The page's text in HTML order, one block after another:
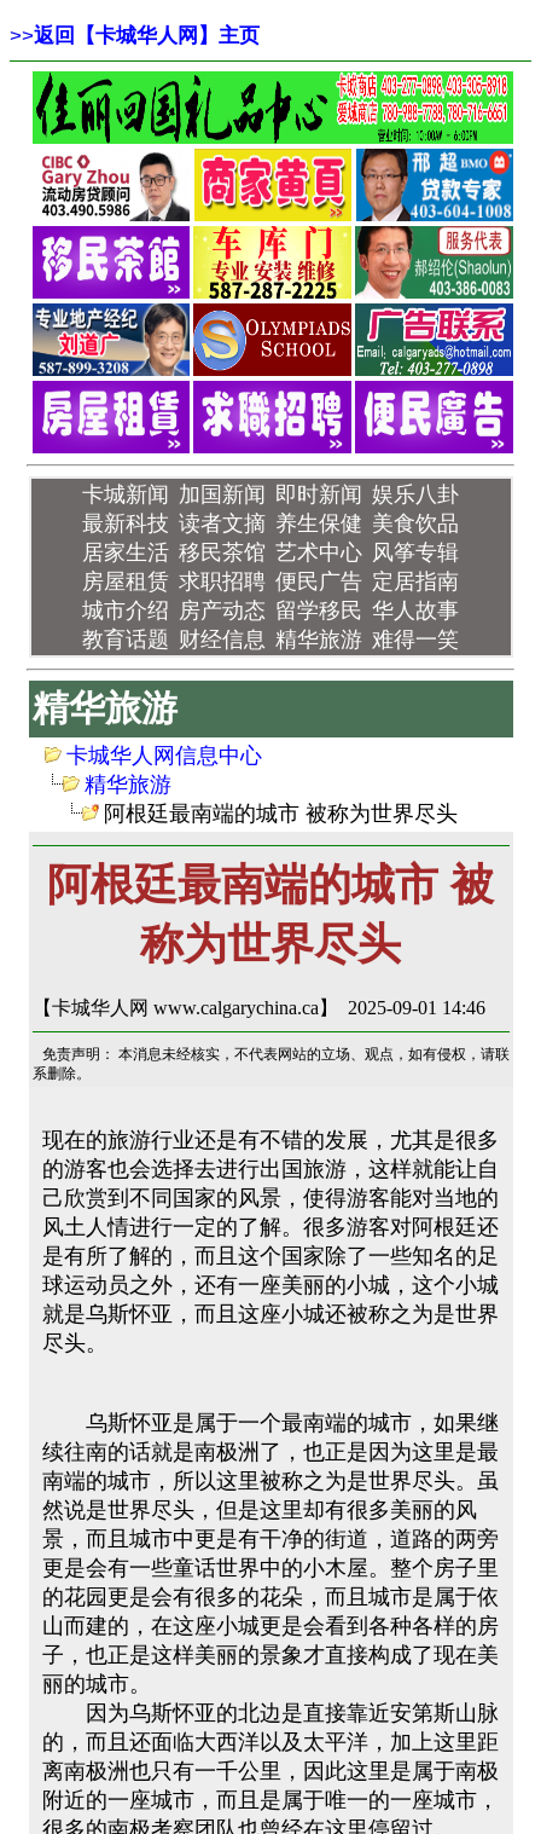
>>返回【卡城华人网】主页
卡城新闻 加国新闻 即时新闻 娱乐八卦
最新科技 读者文摘 养生保健 美食饮品
居家生活 移民茶馆 艺术中心 风筝专辑
房屋租赁 求职招聘 便民广告 定居指南
城市介绍 房产动态 留学移民 华人故事
教育话题 财经信息 精华旅游 难得一笑
精华旅游
卡城华人网信息中心
精华旅游
阿根廷最南端的城市 被称为世界尽头
阿根廷最南端的城市 被
称为世界尽头
【卡城华人网 www.calgarychina.ca】 2025-09-01 14:46
免责声明： 本消息未经核实，不代表网站的立场、观点，如有侵权，请联
系删除。
现在的旅游行业还是有不错的发展，尤其是很多
的游客也会选择去进行出国旅游，这样就能让自
己欣赏到不同国家的风景，使得游客能对当地的
风土人情进行一定的了解。很多游客对阿根廷还
是有所了解的，而且这个国家除了一些知名的足
球运动员之外，还有一座美丽的小城，这个小城
就是乌斯怀亚，而且这座小城还被称之为是世界
尽头。
乌斯怀亚是属于一个最南端的城市，如果继
续往南的话就是南极洲了，也正是因为这里是最
南端的城市，所以这里被称之为是世界尽头。虽
然说是世界尽头，但是这里却有很多美丽的风
景，而且城市中更是有干净的街道，道路的两旁
更是会有一些童话世界中的小木屋。整个房子里
的花园更是会有很多的花朵，而且城市是属于依
山而建的，在这座小城更是会看到各种各样的房
子，也正是这样美丽的景象才直接构成了现在美
丽的城市。
因为乌斯怀亚的北边是直接靠近安第斯山脉
的，而且还面临大西洋以及太平洋，加上这里距
离南极洲也只有一千公里，因此这里是属于南极
附近的一座城市，而且是属于唯一的一座城市，
很多的南极考察团队也曾经在这里停留过。